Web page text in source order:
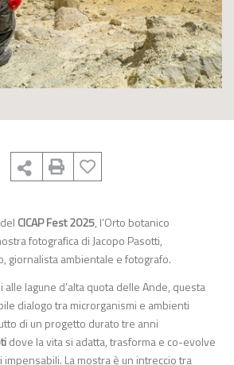
CICAP Fest 2025, l’Orto botanico
fotografica di Jacopo Pasotti,
giornalista ambientale e fotografo.
lagune d’alta quota delle Ande, questa
dialogo tra microrganismi e ambienti
di un progetto durato tre anni
dove la vita si adatta, trasforma e co-evolve
impensabili. La mostra è un intreccio tra